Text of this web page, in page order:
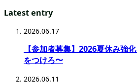
Latest entry
2026.06.17
【参加者募集】2026夏休み強
をつけろ〜
2026.06.11